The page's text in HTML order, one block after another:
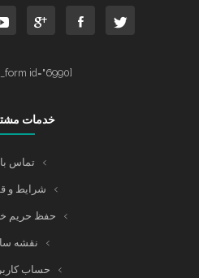
[mc4wp_form id="6990"]
خدمات
تماس با
شرایط و
حفظ حریم
نقشه
حساب